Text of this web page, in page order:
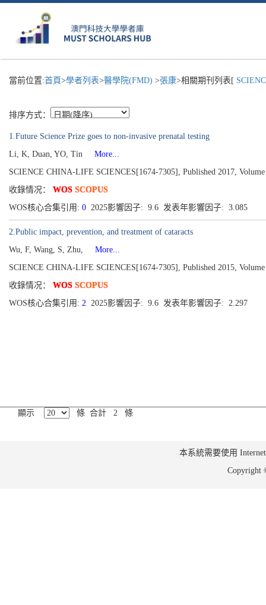
當前位置:首頁>學者列表>醫學院(FMD) >張康>相關期刊列表[
排序方式：
1.Future Science Prize goes to non-invasive prenatal testing
Li, K, Duan, YO, Tin
More...
SCIENCE CHINA-LIFE SCIENCES[1674-7305], Published 2017, Volume
收錄情况： WOS SCOPUS
WOS核心合集引用: 0 2025影響因子: 9.6 发表年影響因子: 3.085
2.Public impact, prevention, and treatment of cataracts
Wu, F, Wang, S, Zhu,
More...
SCIENCE CHINA-LIFE SCIENCES[1674-7305], Published 2015, Volume
收錄情况： WOS SCOPUS
WOS核心合集引用: 2 2025影響因子: 9.6 发表年影響因子: 2.297
顯示 條 合計 2 條
本系統需要使用
Copyright